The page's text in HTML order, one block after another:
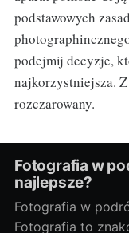
podstawowych
podejmij decyzje,
najkorzystniejsza.
rozczarowany.
Fotografia w
najlepsze?
Fotografia w
Fotografia to